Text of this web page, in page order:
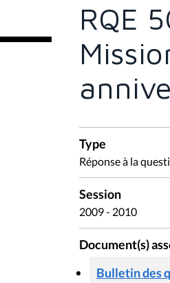
sRQE
Type
Réponse à la
Session
2009 - 2010
Document(s)
Bulletin des